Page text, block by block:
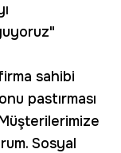
sahibi
pastırması
Sosyal